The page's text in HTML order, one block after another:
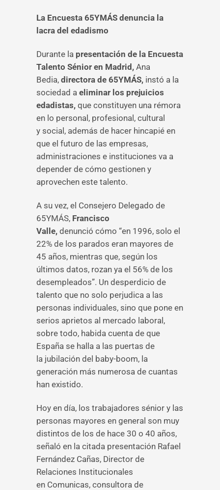
La Encuesta 65YMÁS denuncia la
lacra del edadismo
Durante la presentación de la Encuesta
Talento Sénior en Madrid, Ana
Bedia, directora de 65YMÁS, instó a la
sociedad a eliminar los prejuicios
edadistas, que constituyen una rémora
en lo personal, profesional, cultural
y social, además de hacer hincapié en
que el futuro de las empresas,
administraciones e instituciones va a
depender de cómo gestionen y
aprovechen este talento.
A su vez, el Consejero Delegado de
65YMÁS, Francisco
Valle, denunció cómo “en 1996, solo el
22% de los parados eran mayores de
45 años, mientras que, según los
últimos datos, rozan ya el 56% de los
desempleados”. Un desperdicio de
talento que no solo perjudica a las
personas individuales, sino que pone en
serios aprietos al mercado laboral,
sobre todo, habida cuenta de que
España se halla a las puertas de
la jubilación del baby-boom, la
generación más numerosa de cuantas
han existido.
Hoy en día, los trabajadores sénior y las
personas mayores en general son muy
distintos de los de hace 30 o 40 años,
señaló en la citada presentación Rafael
Fernández Cañas, Director de
Relaciones Institucionales
en Comunicas, consultora de